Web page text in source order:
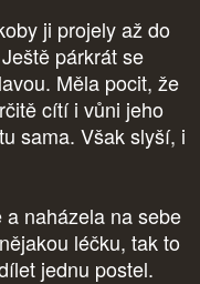
ji projely až do
párkrát se
Měla pocit, že
cítí i vůni jeho
sama. Však slyší, i
a naházela na sebe
léčku, tak to
jednu postel.